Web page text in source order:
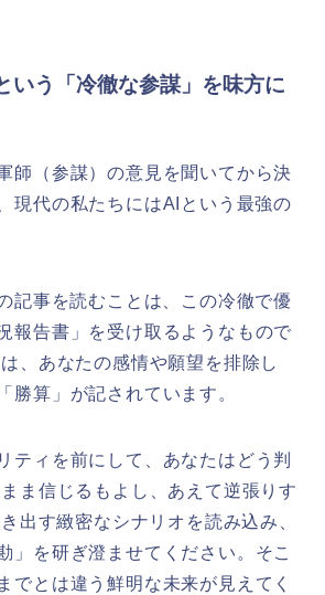
いう「冷徹な参謀」を味方に
師（参謀）の意見を聞いてから決
現代の私たちにはAIという最強の
記事を読むことは、この冷徹で優
報告書」を受け取るようなもので
、あなたの感情や願望を排除し
勝算」が記されています。
ティを前にして、あなたはどう判
ま信じるもよし、あえて逆張りす
出す緻密なシナリオを読み込み、
」を研ぎ澄ませてください。そこ
でとは違う鮮明な未来が見えてく